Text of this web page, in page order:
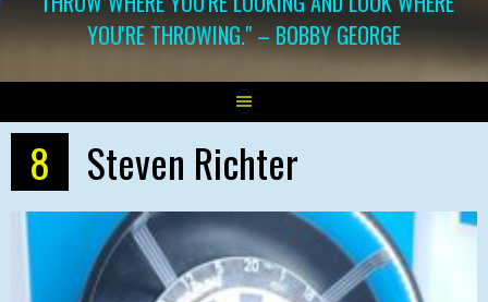
YOU'RE THROWING." – BOBBY GEORGE
8 Steven Richter